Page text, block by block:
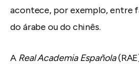
acontece, por exemplo, entre
do árabe ou do chinês.
A Real Academia Española